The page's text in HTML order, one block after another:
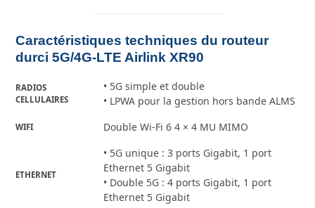
Caractéristiques techniques du routeur
durci 5G/4G-LTE Airlink XR90
RADIOS
CELLULAIRES
• 5G simple et double
• LPWA pour la gestion hors bande ALMS
WIFI Double Wi-Fi 6 4 × 4 MU MIMO
ETHERNET
• 5G unique : 3 ports Gigabit, 1 port
Ethernet 5 Gigabit
• Double 5G : 4 ports Gigabit, 1 port
Ethernet 5 Gigabit